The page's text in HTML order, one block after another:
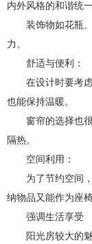
内外风格的和谐统一
装饰物如花瓶、
力。
舒适与便利：
在设计时要考虑
也能保持温暖。
窗帘的选择也很
隔热。
空间利用：
为了节约空间，
纳物品又能作为座
强调生活享受
阳光房较大的魅